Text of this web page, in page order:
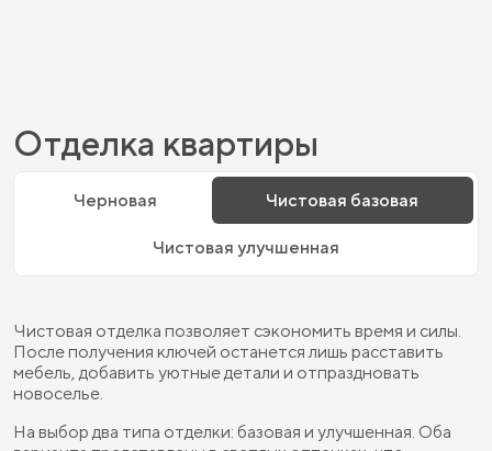
Отделка квартиры
Черновая Чистовая базовая
Чистовая улучшенная
Чистовая отделка позволяет сэкономить время и силы.
После получения ключей останется лишь расставить
мебель, добавить уютные детали и отпраздновать
новоселье.
На выбор два типа отделки: базовая и улучшенная. Оба